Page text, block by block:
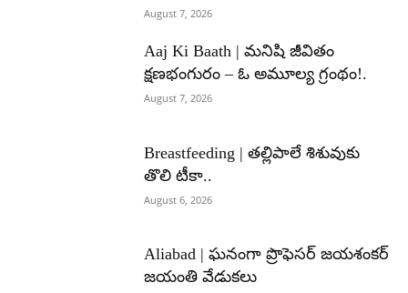
August 7, 2026
Aaj Ki Baath | మనిషి జీవితం
క్షణభంగురం – ఓ అమూల్య గ్రంథం!.
August 7, 2026
Breastfeeding | తల్లిపాలే శిశువుకు
తొలి టీకా..
August 6, 2026
Aliabad | ఘనంగా ప్రొఫెసర్ జయశంకర్
జయంతి వేడుకలు